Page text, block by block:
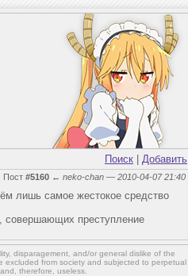
Поиск Добавить
Пост #5160 ← neko-chan — 2010-04-07 21:40
лишь самое жестокое средство
совершающих преступление
disparagement, and/or general dislike of the
from society and subjected to perpetual
therefore, useless.